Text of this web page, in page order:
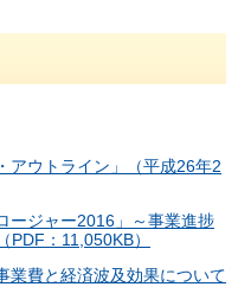
アウトライン」（平成26年2
ージャー2016」～事業進捗
：11,050KB）
業費と経済波及効果について